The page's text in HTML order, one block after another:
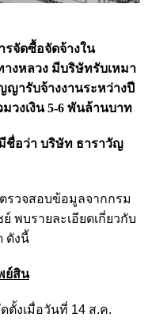
รจัดซื้อจัดจ้างใน
งหลวง มีบริษัทรับเหมา
ารับจ้างงานระหว่างปี
วงเงิน 5-6 พันล้านบาท
ชื่อว่า บริษัท ธาราวัญ
ตรวจสอบข้อมูลจากกรม
พบรายละเอียดเกี่ยวกับ
ดังนี้
ย์สิน
ตั้งเมื่อวันที่ 14 ส.ค.